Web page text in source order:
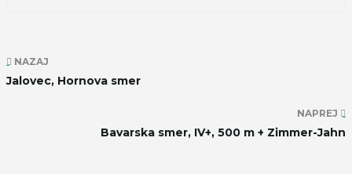
NAZAJ
Jalovec, Hornova smer
NAPREJ
Bavarska smer, IV+, 500 m + Zimmer-Jahn